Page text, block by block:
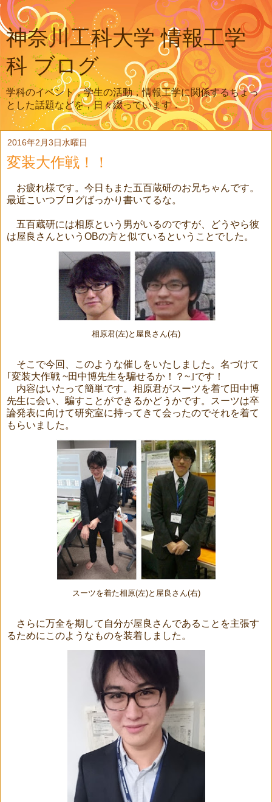
神奈川工科大学 情報工学
科 ブログ
学科のイベント，学生の活動，情報工学に関係するちょっ
とした話題などを，日々綴っています．
2016年2月3日水曜日
変装大作戦！！
お疲れ様です。今日もまた五百蔵研のお兄ちゃんです。
最近こいつブログばっかり書いてるな。
五百蔵研には相原という男がいるのですが、どうやら彼
は屋良さんというOBの方と似ているということでした。
相原君(左)と屋良さん(右)
そこで今回、このような催しをいたしました。名づけて
｢変装大作戦 ~田中博先生を騙せるか！？~｣です！
内容はいたって簡単です。相原君がスーツを着て田中博
先生に会い、騙すことができるかどうかです。スーツは卒
論発表に向けて研究室に持ってきて会ったのでそれを着て
もらいました。
スーツを着た相原(左)と屋良さん(右)
さらに万全を期して自分が屋良さんであることを主張す
るためにこのようなものを装着しました。